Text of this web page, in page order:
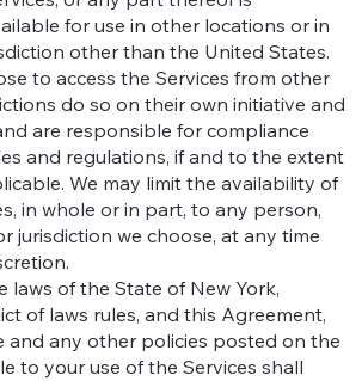
for use in other locations or in
other than the United States.
to access the Services from other
do so on their own initiative and
are responsible for compliance
and regulations, if and to the extent
We may limit the availability of
in whole or in part, to any person,
jurisdiction we choose, at any time
laws of the State of New York,
of laws rules, and this Agreement,
and any other policies posted on the
to your use of the Services shall